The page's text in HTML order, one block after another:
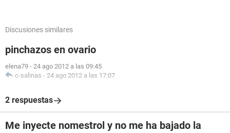
Discusiones similares
pinchazos en ovario
elena79 - 24 ago 2012 a las 09:45
c-salinas - 24 ago 2012 a las 17:07
2 respuestas
Me inyecte nomestrol y no me ha bajado la